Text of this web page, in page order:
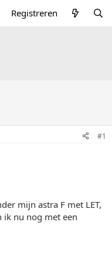
Registreren
#1
mijn astra F met LET,
ik nu nog met een